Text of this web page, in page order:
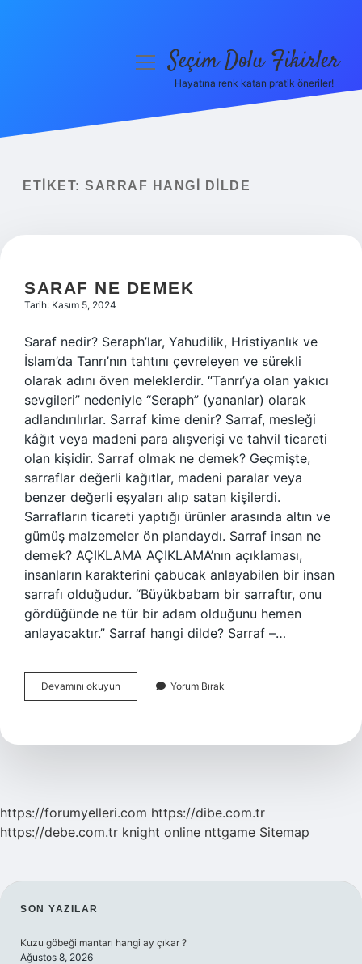
Yasal Uyarı
menüyüSeçim Dolu Fikirler
Hayatına renk katan pratik öneriler!
ETIKET: SARRAF HANGI DILDE
SARAF NE DEMEK
Tarih: Kasım 5, 2024
Saraf nedir? Seraph’lar, Yahudilik, Hristiyanlık ve
İslam’da Tanrı’nın tahtını çevreleyen ve sürekli
olarak adını öven meleklerdir. “Tanrı’ya olan yakıcı
sevgileri” nedeniyle “Seraph” (yananlar) olarak
adlandırılırlar. Sarraf kime denir? Sarraf, mesleği
kâğıt veya madeni para alışverişi ve tahvil ticareti
olan kişidir. Sarraf olmak ne demek? Geçmişte,
sarraflar değerli kağıtlar, madeni paralar veya
benzer değerli eşyaları alıp satan kişilerdi.
Sarrafların ticareti yaptığı ürünler arasında altın ve
gümüş malzemeler ön plandaydı. Sarraf insan ne
demek? AÇIKLAMA AÇIKLAMA’nın açıklaması,
insanların karakterini çabucak anlayabilen bir insan
sarrafı olduğudur. “Büyükbabam bir sarraftır, onu
gördüğünde ne tür bir adam olduğunu hemen
anlayacaktır.” Sarraf hangi dilde? Sarraf –…
Devamını okuyun
Ne
Yorum Bırak
https://forumyelleri.com https://dibe.com.tr
https://debe.com.tr knight online nttgame Sitemap
SIDEBAR
SON YAZILAR
Kuzu göbeği mantarı hangi ay çıkar ?
Ağustos 8, 2026